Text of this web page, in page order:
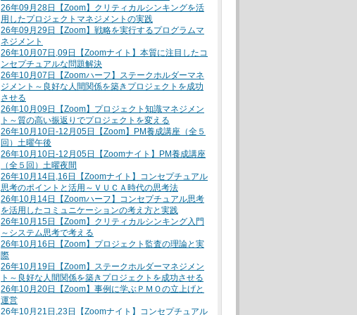
26年09月28日【Zoom】クリティカルシンキングを活
用したプロジェクトマネジメントの実践
26年09月29日【Zoom】戦略を実行するプログラムマ
ネジメント
26年10月07日,09日【Zoomナイト】本質に注目したコ
ンセプチュアルな問題解決
26年10月07日【Zoomハーフ】ステークホルダーマネ
ジメント～良好な人間関係を築きプロジェクトを成功
させる
26年10月09日【Zoom】プロジェクト知識マネジメン
ト～質の高い振返りでプロジェクトを変える
26年10月10日-12月05日【Zoom】PM養成講座（全５
回）土曜午後
26年10月10日-12月05日【Zoomナイト】PM養成講座
（全５回）土曜夜間
26年10月14日,16日【Zoomナイト】コンセプチュアル
思考のポイントと活用～ＶＵＣＡ時代の思考法
26年10月14日【Zoomハーフ】コンセプチュアル思考
を活用したコミュニケーションの考え方と実践
26年10月15日【Zoom】クリティカルシンキング入門
～システム思考で考える
26年10月16日【Zoom】プロジェクト監査の理論と実
際
26年10月19日【Zoom】ステークホルダーマネジメン
ト～良好な人間関係を築きプロジェクトを成功させる
26年10月20日【Zoom】事例に学ぶＰＭＯの立上げと
運営
26年10月21日,23日【Zoomナイト】コンセプチュアル